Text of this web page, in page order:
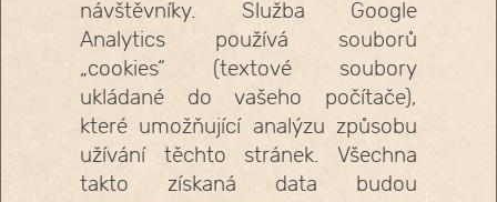
návštěvníky. Služba Google
Analytics používá souborů
„cookies“ (textové soubory
ukládané do vašeho počítače),
které umožňující analýzu způsobu
užívání těchto stránek. Všechna
takto získaná data budou